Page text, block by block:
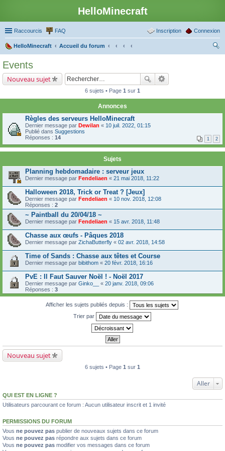
HelloMinecraft
Raccourcis FAQ Connexion
Inscription
HelloMinecraft
Accueil du forum
Events
Nouveau sujet
6 sujets • Page 1 sur 1
Annonces
Règles des serveurs HelloMinecraft
Dernier message par Dewilan « 10 juil. 2022, 01:15
Publié dans Suggestions
Réponses : 14 1 2
Sujets
Planning hebdomadaire : serveur jeux
Dernier message par Fendeliaen « 21 mai 2018, 11:22
Halloween 2018, Trick or Treat ? [Jeux]
Dernier message par Fendeliaen « 10 nov. 2018, 12:08
Réponses : 2
~ Paintball du 20/04/18 ~
Dernier message par Fendeliaen « 15 avr. 2018, 11:48
Chasse aux œufs - Pâques 2018
Dernier message par ZichaButterfly « 02 avr. 2018, 14:58
Time of Sands : Chasse aux têtes et Course
Dernier message par bibithom « 20 févr. 2018, 16:16
PvE : Il Faut Sauver Noël ! - Noël 2017
Dernier message par Ginko__ « 20 janv. 2018, 09:06
Réponses : 3
Afficher les sujets publiés depuis :
Trier par
Nouveau sujet
6 sujets • Page 1 sur 1
Aller
QUI EST EN LIGNE ?
Utilisateurs parcourant ce forum : Aucun utilisateur inscrit et 1 invité
PERMISSIONS DU FORUM
Vous ne pouvez pas publier de nouveaux sujets dans ce forum
Vous ne pouvez pas répondre aux sujets dans ce forum
Vous ne pouvez pas modifier vos messages dans ce forum